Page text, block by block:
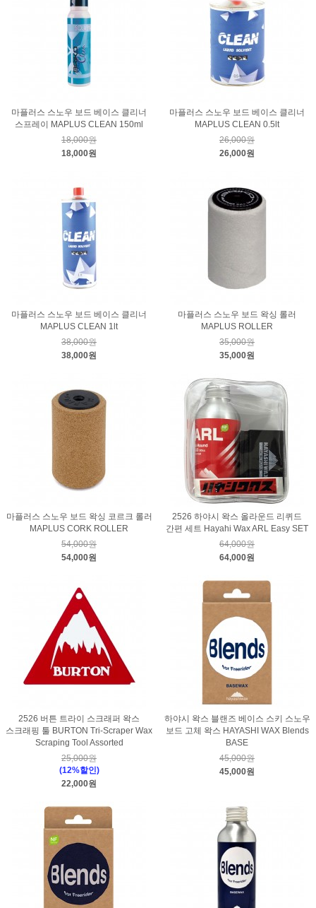
마플러스 스노우 보드 베이스 클리너
스프레이 MAPLUS CLEAN 150ml
18,000원
18,000원
마플러스 스노우 보드 베이스 클리너
MAPLUS CLEAN 0.5lt
26,000원
26,000원
마플러스 스노우 보드 베이스 클리너
MAPLUS CLEAN 1lt
38,000원
38,000원
마플러스 스노우 보드 왁싱 롤러
MAPLUS ROLLER
35,000원
35,000원
마플러스 스노우 보드 왁싱 코르크 롤러
MAPLUS CORK ROLLER
54,000원
54,000원
2526 하야시 왁스 올라운드 리퀴드
간편 세트 Hayahi Wax ARL Easy SET
64,000원
64,000원
2526 버튼 트라이 스크래퍼 왁스
스크래핑 툴 BURTON Tri-Scraper Wax
Scraping Tool Assorted
25,000원
(12%할인)
22,000원
하야시 왁스 블랜즈 베이스 스키 스노우
보드 고체 왁스 HAYASHI WAX Blends
BASE
45,000원
45,000원